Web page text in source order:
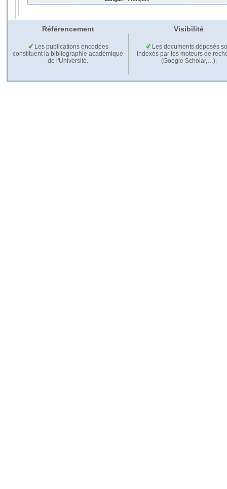
Référencement Visibilité
Les publications encodées
constituent la bibliographie académique
de l'Université.
Les documents déposés
indexés par les moteurs de
(Google Scholar,…).